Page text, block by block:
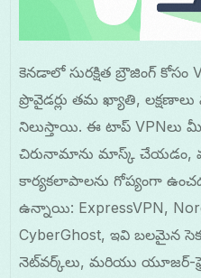
కెనడాలో సురక్షిత బ్రౌజింగ్ కోసం
ప్రొవైడర్లు తమ ఖ్యాతి,
నిలుస్తాయి. ఈ టాప్ VPNలు మీ
చిరునామాను మాస్క్ చేయడం,
కార్యకలాపాలను గోప్యంగా
ఉన్నాయి: ExpressVPN,
CyberGhost, ఇవి బలమైన
నెట్‌వర్క్‌లు, మరియు యూజర్-